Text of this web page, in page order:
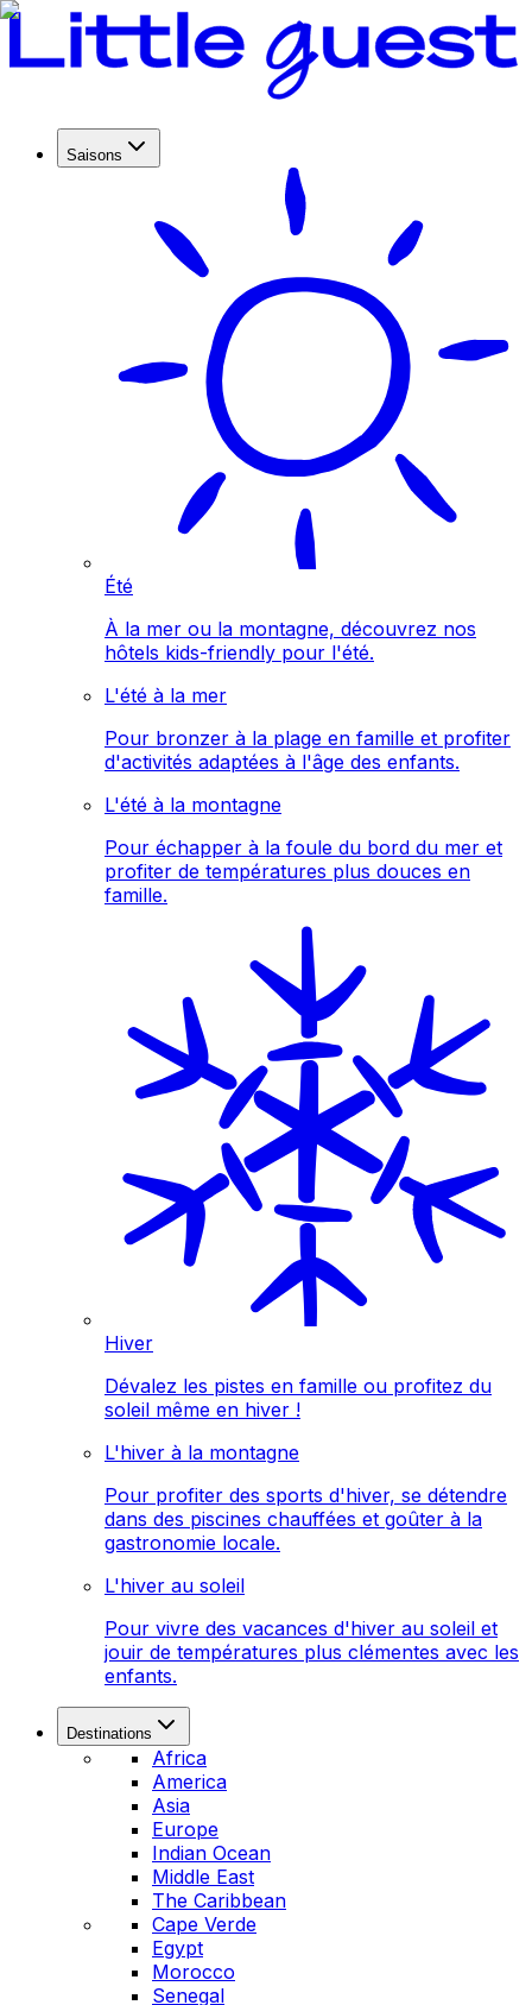
Saisons
Été
À la mer ou la montagne, découvrez nos
hôtels kids-friendly pour l'été.
L'été à la mer
Pour bronzer à la plage en famille et profiter
d'activités adaptées à l'âge des enfants.
L'été à la montagne
Pour échapper à la foule du bord du mer et
profiter de températures plus douces en
famille.
Hiver
Dévalez les pistes en famille ou profitez du
soleil même en hiver !
L'hiver à la montagne
Pour profiter des sports d'hiver, se détendre
dans des piscines chauffées et goûter à la
gastronomie locale.
L'hiver au soleil
Pour vivre des vacances d'hiver au soleil et
jouir de températures plus clémentes avec les
enfants.
Destinations
Africa
America
Asia
Europe
Indian Ocean
Middle East
The Caribbean
Cape Verde
Egypt
Morocco
Senegal